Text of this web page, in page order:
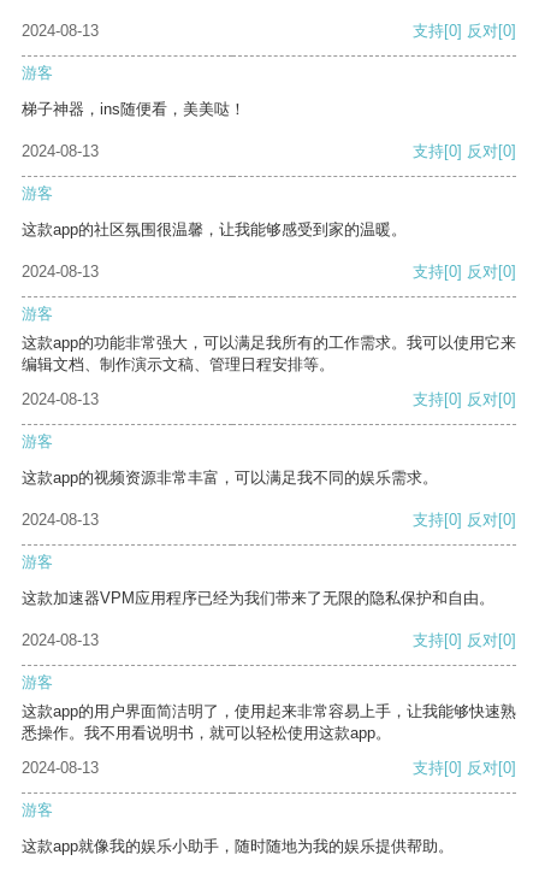
2024-08-13 支持[0] 反对[0]
游客
梯子神器，ins随便看，美美哒！
2024-08-13 支持[0] 反对[0]
游客
这款app的社区氛围很温馨，让我能够感受到家的温暖。
2024-08-13 支持[0] 反对[0]
游客
这款app的功能非常强大，可以满足我所有的工作需求。我可以使用它来
编辑文档、制作演示文稿、管理日程安排等。
2024-08-13
支持[0] 反对[0]
游客
这款app的视频资源非常丰富，可以满足我不同的娱乐需求。
2024-08-13 支持[0] 反对[0]
游客
这款加速器VPM应用程序已经为我们带来了无限的隐私保护和自由。
2024-08-13 支持[0] 反对[0]
游客
这款app的用户界面简洁明了，使用起来非常容易上手，让我能够快速熟
悉操作。我不用看说明书，就可以轻松使用这款app。
2024-08-13
支持[0] 反对[0]
游客
这款app就像我的娱乐小助手，随时随地为我的娱乐提供帮助。